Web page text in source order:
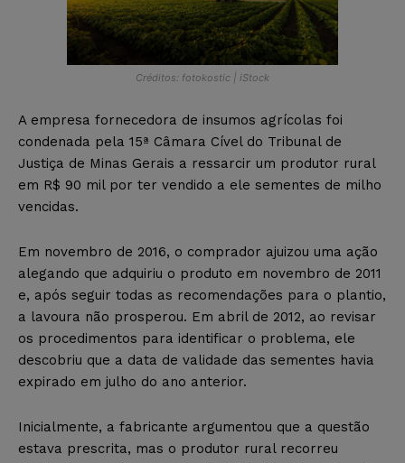
Créditos: fotokostic | iStock
A empresa fornecedora de insumos agrícolas foi
condenada pela 15ª Câmara Cível do Tribunal de
Justiça de Minas Gerais a ressarcir um produtor rural
em R$ 90 mil por ter vendido a ele sementes de milho
vencidas.
Em novembro de 2016, o comprador ajuizou uma ação
alegando que adquiriu o produto em novembro de 2011
e, após seguir todas as recomendações para o plantio,
a lavoura não prosperou. Em abril de 2012, ao revisar
os procedimentos para identificar o problema, ele
descobriu que a data de validade das sementes havia
expirado em julho do ano anterior.
Inicialmente, a fabricante argumentou que a questão
estava prescrita, mas o produtor rural recorreu